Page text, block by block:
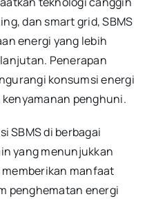
dan smart grid, SBMS
energi yang lebih
Penerapan
konsumsi energi
penghuni.
SBMS di berbagai
yang menunjukkan
manfaat
penghematan energi